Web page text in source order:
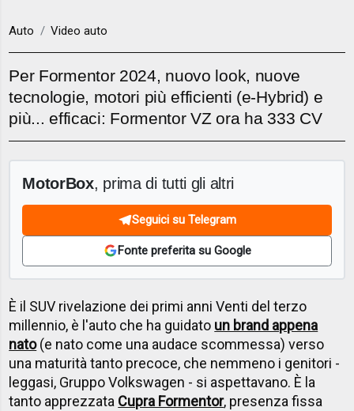
Auto Video auto
Per Formentor 2024, nuovo look, nuove
tecnologie, motori più efficienti (e-Hybrid) e
più... efficaci: Formentor VZ ora ha 333 CV
MotorBox, prima di tutti gli altri
Seguici su Telegram
Fonte preferita su Google
È il SUV rivelazione dei primi anni Venti del terzo
millennio, è l'auto che ha guidato un brand appena
nato(e nato come una audace scommessa) verso
una maturità tanto precoce, che nemmeno i genitori -
leggasi, Gruppo Volkswagen - si aspettavano. È la
tanto apprezzata Cupra Formentor, presenza fissa